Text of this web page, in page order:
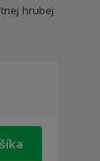
hrubej